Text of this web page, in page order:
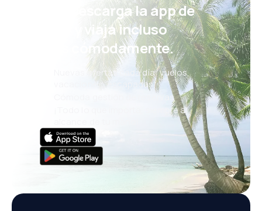
¡Eh! Descarga la app de
eSky y viaja incluso
más cómodamente.
Nuevas ofertas cada día: vuelos,
vacaciones, escapadas
Cómoda gestión de reservas
¡Todo lo que importa, siempre al